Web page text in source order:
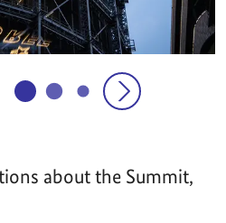
about the Summit,